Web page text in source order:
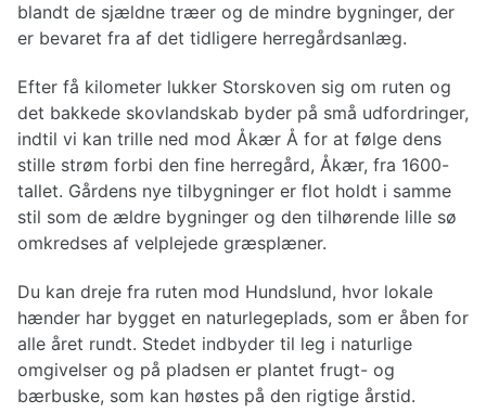
blandt de sjældne træer og de mindre bygninger, der
er bevaret fra af det tidligere herregårdsanlæg.
Efter få kilometer lukker Storskoven sig om ruten og
det bakkede skovlandskab byder på små udfordringer,
indtil vi kan trille ned mod Åkær Å for at følge dens
stille strøm forbi den fine herregård, Åkær, fra 1600-
tallet. Gårdens nye tilbygninger er flot holdt i samme
stil som de ældre bygninger og den tilhørende lille sø
omkredses af velplejede græsplæner.
Du kan dreje fra ruten mod Hundslund, hvor lokale
hænder har bygget en naturlegeplads, som er åben for
alle året rundt. Stedet indbyder til leg i naturlige
omgivelser og på pladsen er plantet frugt- og
bærbuske, som kan høstes på den rigtige årstid.